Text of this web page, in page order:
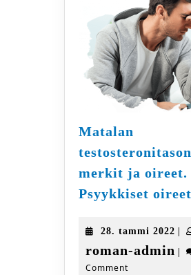
Matalan
testosteronitason
merkit ja oireet.
Psyykkiset
28. tammi 202228.
|
roman-admin |
Comment